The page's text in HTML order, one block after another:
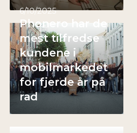
6/10/2025
Phonero har de
mest tilfredse
kundene i
mobilmarkedet
for fjerde år på
rad